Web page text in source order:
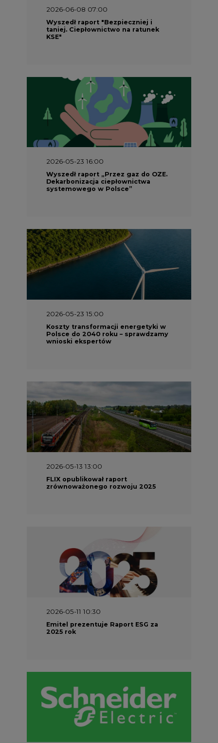
2026-06-08 07:00
Wyszedł raport "Bezpieczniej i
taniej. Ciepłownictwo na ratunek
KSE"
2026-05-23 16:00
Wyszedł raport „Przez gaz do OZE.
Dekarbonizacja ciepłownictwa
systemowego w Polsce”
2026-05-23 15:00
Koszty transformacji energetyki w
Polsce do 2040 roku – sprawdzamy
wnioski ekspertów
2026-05-13 13:00
FLIX opublikował raport
zrównoważonego rozwoju 2025
2026-05-11 10:30
Emitel prezentuje Raport ESG za
2025 rok